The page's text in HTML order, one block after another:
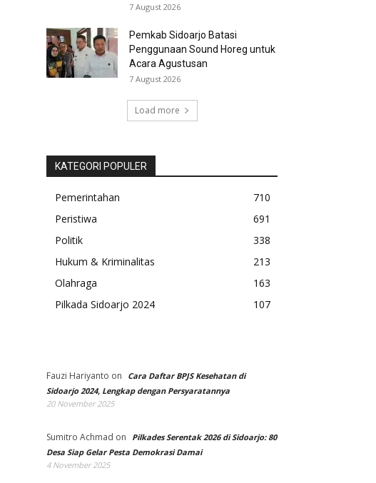
7 August 2026
Pemkab Sidoarjo Batasi
Penggunaan Sound Horeg untuk
Acara Agustusan
7 August 2026
Load more
KATEGORI POPULER
Pemerintahan
710
Peristiwa
691
Politik
338
Hukum & Kriminalitas
213
Olahraga
163
Pilkada Sidoarjo 2024
107
Fauzi Hariyanto on
Cara Daftar BPJS Kesehatan di
Sidoarjo 2024, Lengkap dengan Persyaratannya
20 November 2025
Sumitro Achmad on
Pilkades Serentak 2026 di Sidoarjo: 80
Desa Siap Gelar Pesta Demokrasi Damai
4 November 2025